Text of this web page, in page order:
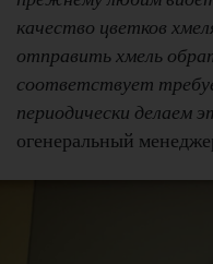
качество цветков
отправить хмель
соответствует
периодически делаем
огенеральный